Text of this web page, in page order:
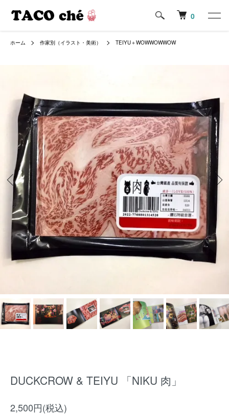
0
ホーム 作家別（イラスト・美術） TEIYU＋WOWWOWWOW
DUCKCROW & TEIYU 「NIKU 肉」
2,500円(税込)